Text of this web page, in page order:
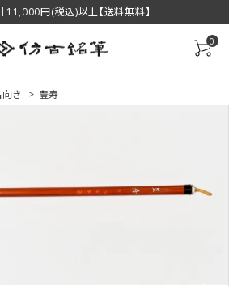
11,000円(税込)以上【送料無料】
0
き > 豊寿